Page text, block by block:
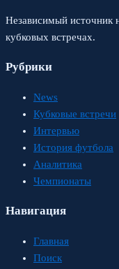
Независимый источник
кубковых встречах.
Рубрики
News
Кубковые встречи
Интервью
История футбола
Аналитика
Чемпионаты
Навигация
Главная
Поиск